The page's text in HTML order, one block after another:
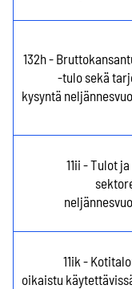
132h -
-tulo sekä
kysyntä
11ii - Tulot
11ik -
oikaistu